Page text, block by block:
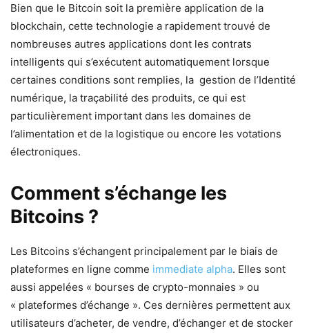
Bien que le Bitcoin soit la première application de la
blockchain, cette technologie a rapidement trouvé de
nombreuses autres applications dont les contrats
intelligents qui s’exécutent automatiquement lorsque
certaines conditions sont remplies, la gestion de l’Identité
numérique, la traçabilité des produits, ce qui est
particulièrement important dans les domaines de
l’alimentation et de la logistique ou encore les votations
électroniques.
Comment s’échange les
Bitcoins ?
Les Bitcoins s’échangent principalement par le biais de
plateformes en ligne comme immediate alpha. Elles sont
aussi appelées « bourses de crypto-monnaies » ou
« plateformes d’échange ». Ces dernières permettent aux
utilisateurs d’acheter, de vendre, d’échanger et de stocker